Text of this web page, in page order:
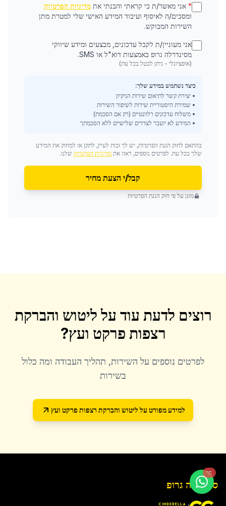
* אני מאשר/ת כי קראתי והבנתי את מדיניות הפרטיות
ומסכים/ה לאיסוף ועיבוד המידע האישי שלי למטרת מתן
השירות המבוקש.
אני מעוניין/ת לקבל עדכונים, מבצעים ומידע שיווקי
מסינדרלה גרופ באמצעות דוא"ל או SMS.
(אופציונלי - ניתן לבטל בכל עת)
כיצד נשתמש במידע שלך:
• יצירת קשר לתיאום שירות הניקיון
• שמירת היסטוריית שירות לשיפור השירות
• משלוח עדכונים רלוונטיים (רק אם הסכמת)
• המידע לא יועבר לצדדים שלישיים ללא הסכמתך
בהתאם לחוק הגנת הפרטיות, יש לך זכות לעיין, לתקן או למחוק את המידע
שלך בכל עת. לפרטים נוספים, ראה את מדיניות הפרטיות שלנו.
קבל/י הצעת מחיר
מוגן על פי חוק הגנת הפרטיות
רוצים לדעת עוד עלליטוש והברקת
רצפות פרקט ועץ?
לפרטים נוספים על השירות, תהליך העבודה ומה כלול
בשירות
למידע מפורט על ליטוש והברקת רצפות פרקט ועץ
סינדרלה גרופ
חי